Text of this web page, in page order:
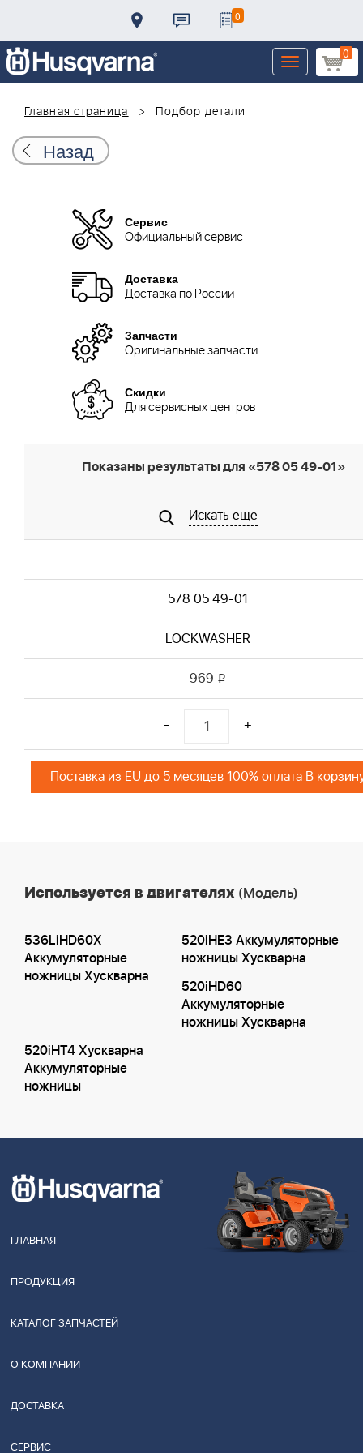
0
0
Toggle
navigation
Главная страница
Подбор детали
Назад
Сервис
Официальный сервис
Доставка
Доставка по России
Запчасти
Оригинальные запчасти
Скидки
Для сервисных центров
Показаны результаты для «578 05 49-01»
Искать еще
578 05 49-01
LOCKWASHER
969 i
- +
Поставка из EU до 5 месяцев 100% оплата В
Используется в двигателях (Модель)
536LiHD60X
Аккумуляторные
ножницы Хускварна
520iHE3 Аккумуляторные
ножницы Хускварна
520iHD60
Аккумуляторные
ножницы Хускварна
520iHT4 Хускварна
Аккумуляторные
ножницы
ГЛАВНАЯ
ПРОДУКЦИЯ
КАТАЛОГ ЗАПЧАСТЕЙ
О КОМПАНИИ
ДОСТАВКА
СЕРВИС